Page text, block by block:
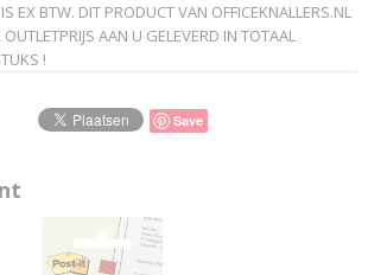
EX BTW. DIT PRODUCT VAN OFFICEKNALLERS.NL
AAN U GELEVERD IN TOTAAL
!
Save